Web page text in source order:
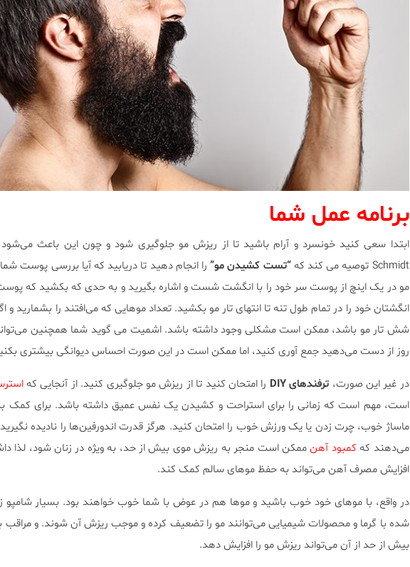
برنامه عمل شما
ابتدا سعی کنید خونسرد و آرام باشید تا از ریزش مو جلوگیری شود و چون این باعث
Schmidt توصیه می کند که
“تست کشیدن مو”
مو در یک اینچ از پوست سر خود را با انگشت شست و اشاره بگیرید و به حدی که بکشید که پوست
انگشتان خود را در تمام طول تنه تا انتهای تار مو بکشید. تعداد موهایی که می‌افتند را بشمارید
شش تار مو باشد، ممکن است مشکلی وجود داشته باشد. اشمیت می گوید شما همچنین
روز از دست می‌دهید جمع آوری کنید، اما ممکن است در این صورت احساس دیوانگی بیشتری
در غیر این صورت، ترفندهای DIY را امتحان کنید تا از ریزش مو جلوگیری کنید. از آنجایی که
است، مهم است که زمانی را برای استراحت و کشیدن یک نفس عمیق داشته باشد. برای کمک
ماساژ خوب، چرت زدن یا یک ورزش خوب را امتحان کنید. هرگز قدرت اندورفین‌ها را نادیده
می‌دهند که کمبود آهنممکن است منجر به ریزش موی بیش از حد، به ویژه در زنان شود، لذا
افزایش مصرف آهن می‌تواند به حفظ موهای سالم کمک کند.
در واقع، با موهای خود خوب باشید و موها هم در عوض با شما خوب خواهند بود. بسیار شامپو
شده با گرما و محصولات شیمیایی می‌توانند مو را تضعیف کرده و موجب ریزش آن شوند. و مراقب
بیش از حد از آن می‌تواند ریزش مو را افزایش دهد.